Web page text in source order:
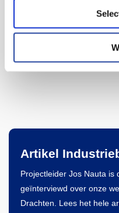
Artikel
Projectleider Jos Nauta is
geïnterviewd over onze
Drachten. Lees het hele